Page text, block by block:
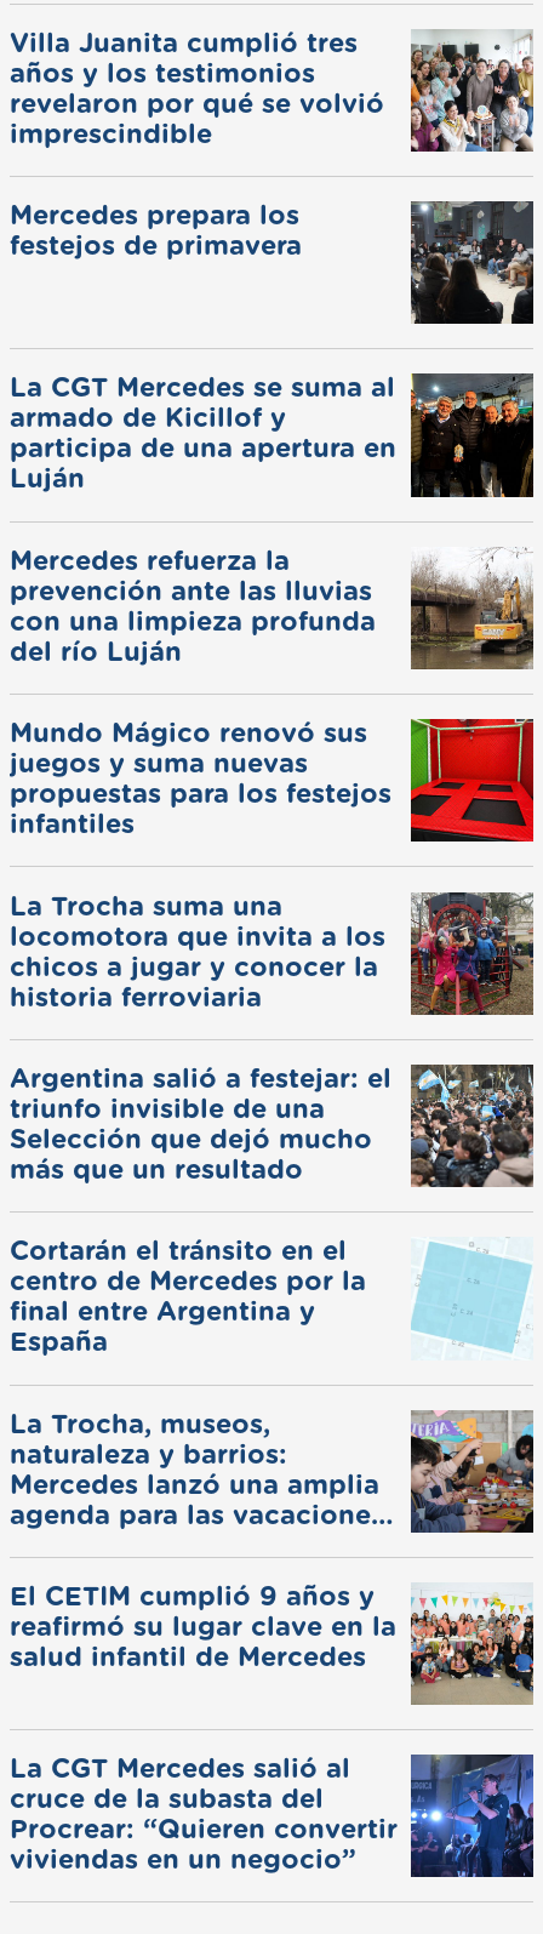
Villa Juanita cumplió tres
años y los testimonios
revelaron por qué se volvió
imprescindible
Mercedes prepara los
festejos de primavera
La CGT Mercedes se suma al
armado de Kicillof y
participa de una apertura en
Luján
Mercedes refuerza la
prevención ante las lluvias
con una limpieza profunda
del río Luján
Mundo Mágico renovó sus
juegos y suma nuevas
propuestas para los festejos
infantiles
La Trocha suma una
locomotora que invita a los
chicos a jugar y conocer la
historia ferroviaria
Argentina salió a festejar: el
triunfo invisible de una
Selección que dejó mucho
más que un resultado
Cortarán el tránsito en el
centro de Mercedes por la
final entre Argentina y
España
La Trocha, museos,
naturaleza y barrios:
Mercedes lanzó una amplia
agenda para las vacaciones
El CETIM cumplió 9 años y
reafirmó su lugar clave en la
salud infantil de Mercedes
La CGT Mercedes salió al
cruce de la subasta del
Procrear: “Quieren convertir
viviendas en un negocio”